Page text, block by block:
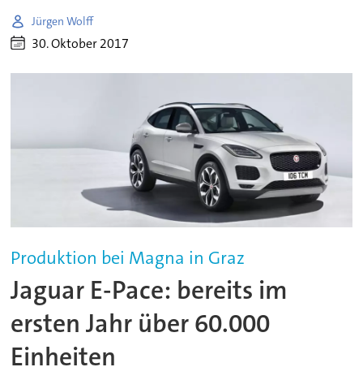
Jürgen Wolff
30. Oktober 2017
Produktion bei Magna in Graz
Jaguar E-Pace: bereits im
ersten Jahr über 60.000
Einheiten